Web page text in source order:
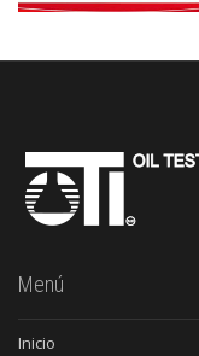
Menú
Inicio